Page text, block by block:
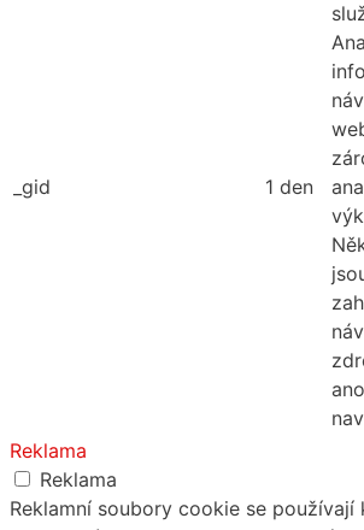
_gid 1 den
Reklama
Reklama
Reklamní soubory cookie se